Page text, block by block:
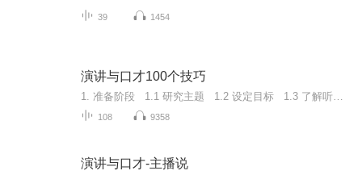
39 1454
演讲与口才100个技巧
108 9358
演讲与口才-主播说